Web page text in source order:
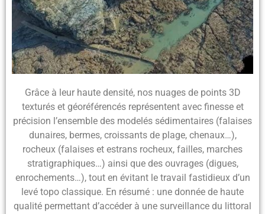
Grâce à leur haute densité, nos nuages de points 3D
texturés et géoréférencés représentent avec finesse et
précision l’ensemble des modelés sédimentaires (falaises
dunaires, bermes, croissants de plage, chenaux…),
rocheux (falaises et estrans rocheux, failles, marches
stratigraphiques…) ainsi que des ouvrages(digues,
enrochements…), tout en évitant le travail fastidieux d’un
levé topo classique. En résumé : une donnée de haute
qualité permettant d’accéder à une surveillance du littoral